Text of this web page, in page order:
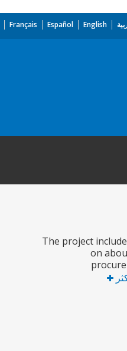
English
Español
Français
The project
on